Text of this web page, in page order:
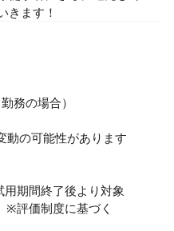
きます！
務の場合）
の可能性があります
期間終了後より対象
※評価制度に基づく